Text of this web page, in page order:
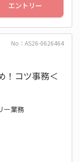
エントリー
No：AS26-0626464
！コツ事務＜
ー業務